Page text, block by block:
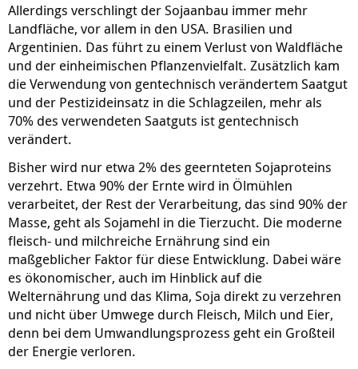
Allerdings verschlingt der Sojaanbau immer mehr
Landfläche, vor allem in den USA. Brasilien und
Argentinien. Das führt zu einem Verlust von Waldfläche
und der einheimischen Pflanzenvielfalt. Zusätzlich kam
die Verwendung von gentechnisch verändertem Saatgut
und der Pestizideinsatz in die Schlagzeilen, mehr als
70% des verwendeten Saatguts ist gentechnisch
verändert.
Bisher wird nur etwa 2% des geernteten Sojaproteins
verzehrt. Etwa 90% der Ernte wird in Ölmühlen
verarbeitet, der Rest der Verarbeitung, das sind 90% der
Masse, geht als Sojamehl in die Tierzucht. Die moderne
fleisch- und milchreiche Ernährung sind ein
maßgeblicher Faktor für diese Entwicklung. Dabei wäre
es ökonomischer, auch im Hinblick auf die
Welternährung und das Klima, Soja direkt zu verzehren
und nicht über Umwege durch Fleisch, Milch und Eier,
denn bei dem Umwandlungsprozess geht ein Großteil
der Energie verloren.